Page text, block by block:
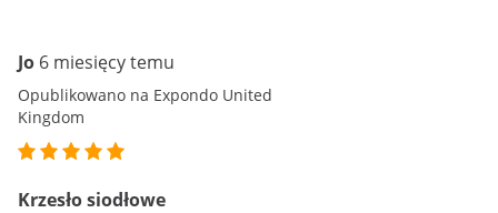
Jo 6 miesięcy temu
Opublikowano na Expondo United
Kingdom
Krzesło siodłowe